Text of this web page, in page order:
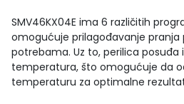
SMV46KX04E ima 6 različitih
omogućuje prilagođavanje pranja
potrebama. Uz to, perilica posuđa
temperatura, što omogućuje da
temperaturu za optimalne